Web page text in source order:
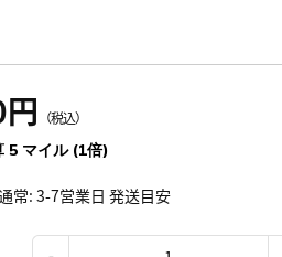
（税込）
5 マイル (1倍)
常: 3-7営業日 発送目安